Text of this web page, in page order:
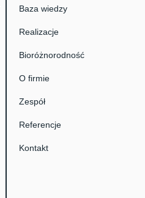
Baza wiedzy
Realizacje
Bioróżnorodność
O firmie
Zespół
Referencje
Kontakt